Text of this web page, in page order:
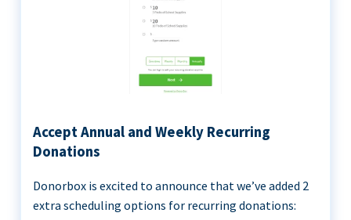
Accept Annual and Weekly Recurring
Donations
Donorbox is excited to announce that we’ve added 2
extra scheduling options for recurring donations: